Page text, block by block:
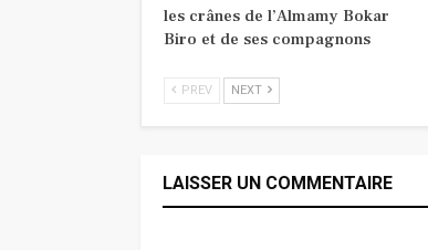
les crânes de l’Almamy Bokar
Biro et de ses compagnons
PREV NEXT
LAISSER UN COMMENTAIRE